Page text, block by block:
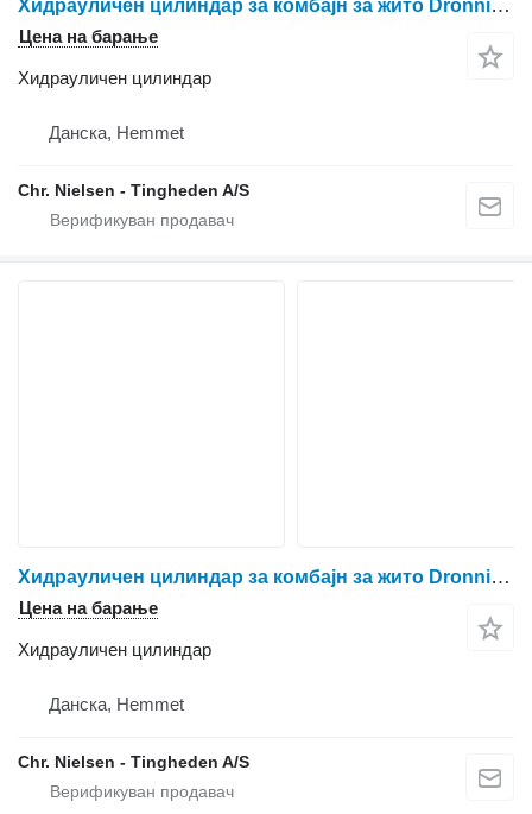
Хидрауличен цилиндар за комбајн за жито Dronningborg 7200
Цена на барање
Хидрауличен цилиндар
Данска, Hemmet
Chr. Nielsen - Tingheden A/S
Хидрауличен цилиндар за комбајн за жито Dronningborg 7200
Цена на барање
Хидрауличен цилиндар
Данска, Hemmet
Chr. Nielsen - Tingheden A/S